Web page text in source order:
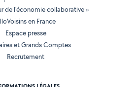
de l'économie collaborative »
en France
Espace presse
et Grands Comptes
Recrutement